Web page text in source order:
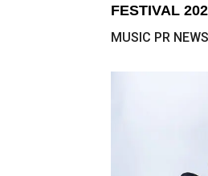
FESTIVAL
MUSIC PR NEWS